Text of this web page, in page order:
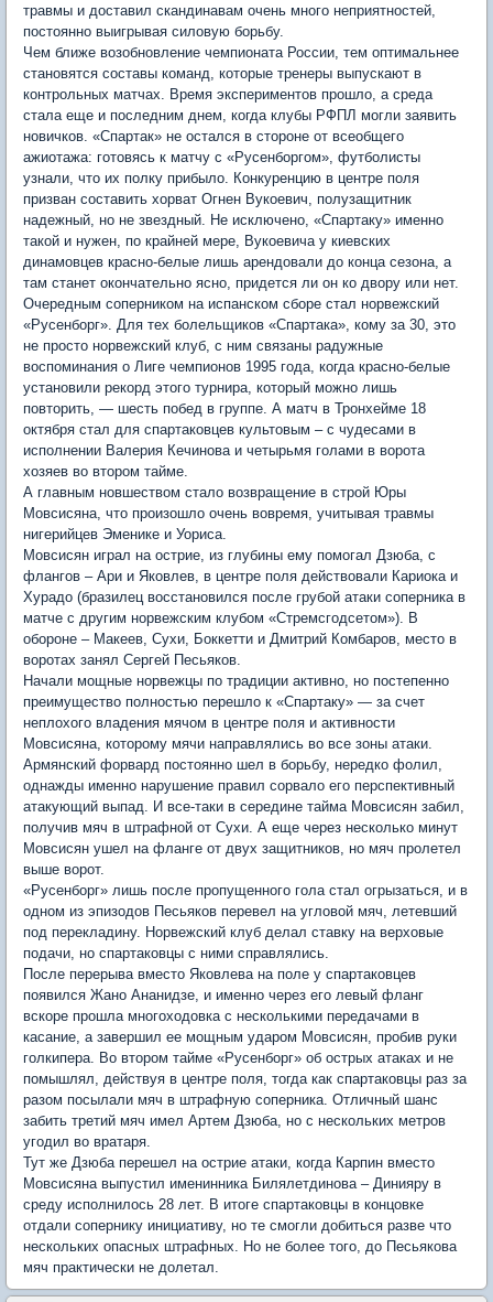
травмы и доставил скандинавам очень много неприятностей,
постоянно выигрывая силовую борьбу.
Чем ближе возобновление чемпионата России, тем оптимальнее
становятся составы команд, которые тренеры выпускают в
контрольных матчах. Время экспериментов прошло, а среда
стала еще и последним днем, когда клубы РФПЛ могли заявить
новичков. «Спартак» не остался в стороне от всеобщего
ажиотажа: готовясь к матчу с «Русенборгом», футболисты
узнали, что их полку прибыло. Конкуренцию в центре поля
призван составить хорват Огнен Вукоевич, полузащитник
надежный, но не звездный. Не исключено, «Спартаку» именно
такой и нужен, по крайней мере, Вукоевича у киевских
динамовцев красно-белые лишь арендовали до конца сезона, а
там станет окончательно ясно, придется ли он ко двору или нет.
Очередным соперником на испанском сборе стал норвежский
«Русенборг». Для тех болельщиков «Спартака», кому за 30, это
не просто норвежский клуб, с ним связаны радужные
воспоминания о Лиге чемпионов 1995 года, когда красно-белые
установили рекорд этого турнира, который можно лишь
повторить, — шесть побед в группе. А матч в Тронхейме 18
октября стал для спартаковцев культовым – с чудесами в
исполнении Валерия Кечинова и четырьмя голами в ворота
хозяев во втором тайме.
А главным новшеством стало возвращение в строй Юры
Мовсисяна, что произошло очень вовремя, учитывая травмы
нигерийцев Эменике и Уориса.
Мовсисян играл на острие, из глубины ему помогал Дзюба, с
флангов – Ари и Яковлев, в центре поля действовали Кариока и
Хурадо (бразилец восстановился после грубой атаки соперника в
матче с другим норвежским клубом «Стремсгодсетом»). В
обороне – Макеев, Сухи, Боккетти и Дмитрий Комбаров, место в
воротах занял Сергей Песьяков.
Начали мощные норвежцы по традиции активно, но постепенно
преимущество полностью перешло к «Спартаку» — за счет
неплохого владения мячом в центре поля и активности
Мовсисяна, которому мячи направлялись во все зоны атаки.
Армянский форвард постоянно шел в борьбу, нередко фолил,
однажды именно нарушение правил сорвало его перспективный
атакующий выпад. И все-таки в середине тайма Мовсисян забил,
получив мяч в штрафной от Сухи. А еще через несколько минут
Мовсисян ушел на фланге от двух защитников, но мяч пролетел
выше ворот.
«Русенборг» лишь после пропущенного гола стал огрызаться, и в
одном из эпизодов Песьяков перевел на угловой мяч, летевший
под перекладину. Норвежский клуб делал ставку на верховые
подачи, но спартаковцы с ними справлялись.
После перерыва вместо Яковлева на поле у спартаковцев
появился Жано Ананидзе, и именно через его левый фланг
вскоре прошла многоходовка с несколькими передачами в
касание, а завершил ее мощным ударом Мовсисян, пробив руки
голкипера. Во втором тайме «Русенборг» об острых атаках и не
помышлял, действуя в центре поля, тогда как спартаковцы раз за
разом посылали мяч в штрафную соперника. Отличный шанс
забить третий мяч имел Артем Дзюба, но с нескольких метров
угодил во вратаря.
Тут же Дзюба перешел на острие атаки, когда Карпин вместо
Мовсисяна выпустил именинника Билялетдинова – Динияру в
среду исполнилось 28 лет. В итоге спартаковцы в концовке
отдали сопернику инициативу, но те смогли добиться разве что
нескольких опасных штрафных. Но не более того, до Песьякова
мяч практически не долетал.